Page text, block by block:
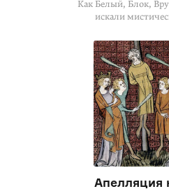
Как Белый, Блок,
искали
Апелляция